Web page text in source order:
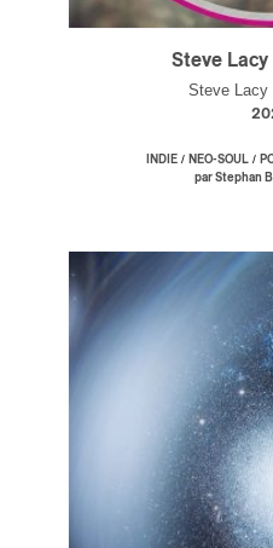
Steve Lacy
Steve Lacy
INDIE / NEO-SOUL /
par Stephan